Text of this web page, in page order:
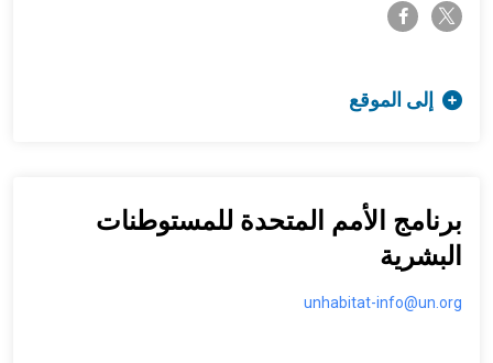
twitter-x
facebook-f
إلى الموقع
برنامج الأمم المتحدة للمستوطنات
البشرية
unhabitat-info@un.org